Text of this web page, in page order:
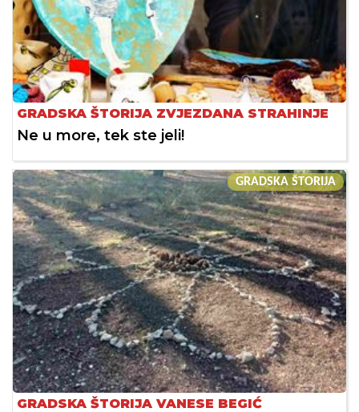
GRADSKA ŠTORIJA ZVJEZDANA STRAHINJE
Ne u more, tek ste jeli!
GRADSKA ŠTORIJA
GRADSKA ŠTORIJA VANESE BEGIĆ